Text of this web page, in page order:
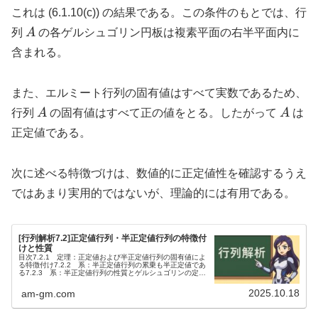
これは (6.1.10(c)) の結果である。この条件のもとでは、行
列 A
A の各ゲルシュゴリン円板は複素平面の右半平面内に
含まれる。
また、エルミート行列の固有値はすべて実数であるため、
行列
A
A の固有値はすべて正の値をとる。したがって A
A は
正定値である。
次に述べる特徴づけは、数値的に正定値性を確認するうえ
ではあまり実用的ではないが、理論的には有用である。
[行列解析7.2]正定値行列・半正定値行列の特徴付
けと性質
目次7.2.1 定理：正定値および半正定値行列の固有値によ
る特徴付け7.2.2 系：半正定値行列の累乗も半正定値であ
る7.2.3 系：半正定値行列の性質とゲルシュゴリンの定理
am-gm.com 2025.10.18